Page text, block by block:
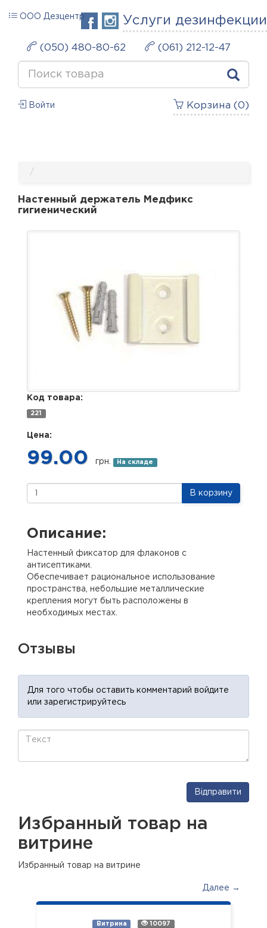
Услуги дезинфекции
ООО Дезцентр
(050) 480-80-62 (061) 212-12-47
Корзина ( 0 )
Войти
Настенный держатель Медфикс
гигиенический
Код товара:
221
Цена:
99.00 грн. На складе
В корзину
Описание:
Настенный фиксатор для флаконов с
антисептиками.
Обеспечивает рациональное использование
пространства, небольшие металлические
крепления могут быть расположены в
необходимых местах.
Отзывы
Для того чтобы оставить комментарий войдите
или зарегистрируйтесь
Відправити
Избранный товар на
витрине
Избранный товар на витрине
Далее →
Витрина 10097